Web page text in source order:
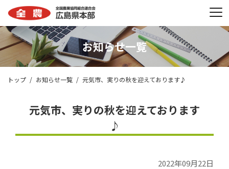
お知らせ一覧
トップ お知らせ一覧 元気市、実りの秋を迎えております♪
元気市、実りの秋を迎えております
♪
2022年09月22日